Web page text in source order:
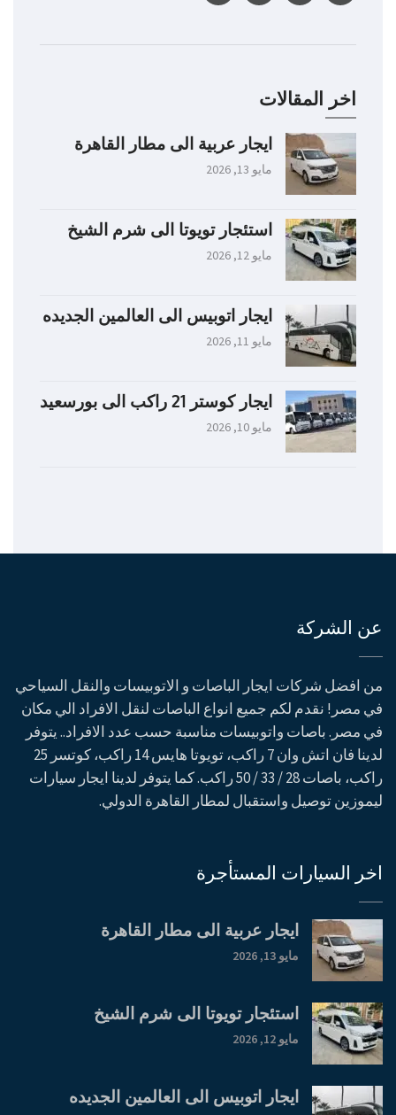
اخر المقالات
ايجار عربية الى مطار القاهرة
مايو 13, 2026
استئجار تويوتا الى شرم الشيخ
مايو 12, 2026
ايجار اتوبيس الى العالمين الجديده
مايو 11, 2026
ايجار كوستر 21 راكب الى بورسعيد
مايو 10, 2026
عن الشركة
من افضل شركات ايجار الباصات و الاتوبيسات والنقل السياحي
في مصر! نقدم لكم جميع انواع الباصات لنقل الافراد الي مكان
في مصر. باصات واتوبيسات مناسبة حسب عدد الافراد.. يتوفر
لدينا فان اتش وان 7 راكب، تويوتا هايس 14 راكب، كوتسر 25
راكب، باصات 28 / 33 / 50 راكب. كما يتوفر لدينا ايجار سيارات
ليموزين توصيل واستقبال لمطار القاهرة الدولي.
اخر السيارات المستأجرة
ايجار عربية الى مطار القاهرة
مايو 13, 2026
استئجار تويوتا الى شرم الشيخ
مايو 12, 2026
ايجار اتوبيس الى العالمين الجديده